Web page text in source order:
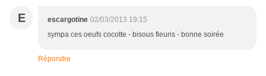
E escargotine 02/03/2013 19:15
sympa ces oeufs cocotte - bisous fleuris - bonne soirée
Répondre